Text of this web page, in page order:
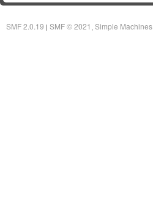
SMF 2.0.19 | SMF © 2021 Simple Machines